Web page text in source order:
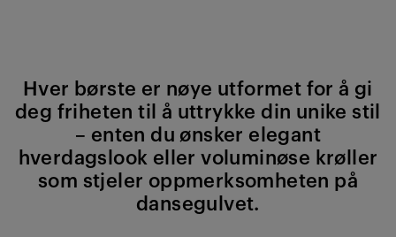
Hver børste er nøye utformet for å gi
deg friheten til å uttrykke din unike stil
– enten du ønsker elegant
hverdagslook eller voluminøse krøller
som stjeler oppmerksomheten på
dansegulvet.